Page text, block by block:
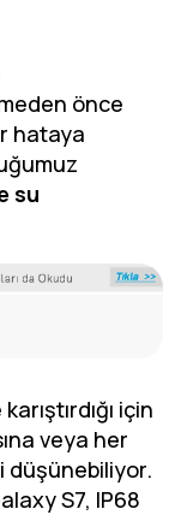
önce
hataya
su
için
veya her
düşünebiliyor.
S7, IP68